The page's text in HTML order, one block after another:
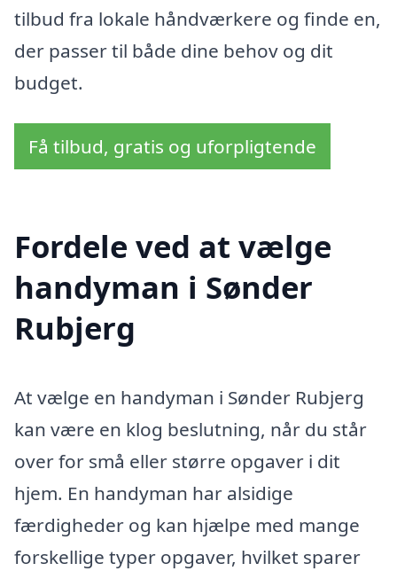
tilbud fra lokale håndværkere og finde en,
der passer til både dine behov og dit
budget.
Få tilbud, gratis og uforpligtende
Fordele ved at vælge
handyman i Sønder
Rubjerg
At vælge en handyman i Sønder Rubjerg
kan være en klog beslutning, når du står
over for små eller større opgaver i dit
hjem. En handyman har alsidige
færdigheder og kan hjælpe med mange
forskellige typer opgaver, hvilket sparer